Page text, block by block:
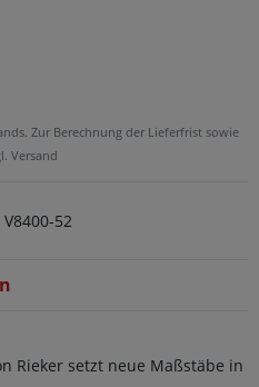
Zur Berechnung der Lieferfrist sowie
Versand
V8400-52
Rieker setzt neue Maßstäbe in